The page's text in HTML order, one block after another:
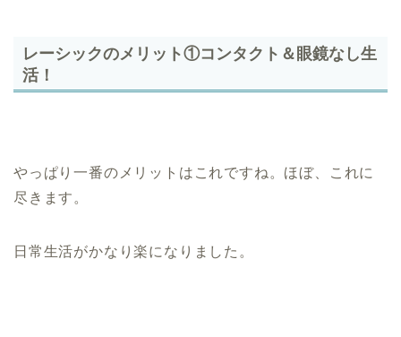
レーシックのメリット①コンタクト＆眼鏡なし生
活！
やっぱり一番のメリットはこれですね。ほぼ、これに
尽きます。
日常生活がかなり楽になりました。